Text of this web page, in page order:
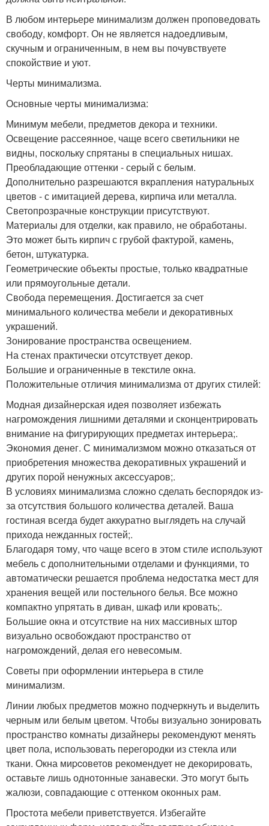
В любом интерьере минимализм должен проповедовать
свободу, комфорт. Он не является надоедливым,
скучным и ограниченным, в нем вы почувствуете
спокойствие и уют.
Черты минимализма.
Основные черты минимализма:
Минимум мебели, предметов декора и техники.
Освещение рассеянное, чаще всего светильники не
видны, поскольку спрятаны в специальных нишах.
Преобладающие оттенки - серый с белым.
Дополнительно разрешаются вкрапления натуральных
цветов - с имитацией дерева, кирпича или металла.
Светопрозрачные конструкции присутствуют.
Материалы для отделки, как правило, не обработаны.
Это может быть кирпич с грубой фактурой, камень,
бетон, штукатурка.
Геометрические объекты простые, только квадратные
или прямоугольные детали.
Свобода перемещения. Достигается за счет
минимального количества мебели и декоративных
украшений.
Зонирование пространства освещением.
На стенах практически отсутствует декор.
Большие и ограниченные в текстиле окна.
Положительные отличия минимализма от других стилей:
Модная дизайнерская идея позволяет избежать
нагромождения лишними деталями и сконцентрировать
внимание на фигурирующих предметах интерьера;.
Экономия денег. С минимализмом можно отказаться от
приобретения множества декоративных украшений и
других порой ненужных аксессуаров;.
В условиях минимализма сложно сделать беспорядок из-
за отсутствия большого количества деталей. Ваша
гостиная всегда будет аккуратно выглядеть на случай
прихода нежданных гостей;.
Благодаря тому, что чаще всего в этом стиле используют
мебель с дополнительными отделами и функциями, то
автоматически решается проблема недостатка мест для
хранения вещей или постельного белья. Все можно
компактно упрятать в диван, шкаф или кровать;.
Большие окна и отсутствие на них массивных штор
визуально освобождают пространство от
нагромождений, делая его невесомым.
Советы при оформлении интерьера в стиле
минимализм.
Линии любых предметов можно подчеркнуть и выделить
черным или белым цветом. Чтобы визуально зонировать
пространство комнаты дизайнеры рекомендуют менять
цвет пола, использовать перегородки из стекла или
ткани. Окна миpcоветов рекомендует не декорировать,
оставьте лишь однотонные занавески. Это могут быть
жалюзи, совпадающие с оттенком оконных рам.
Простота мебели приветствуется. Избегайте